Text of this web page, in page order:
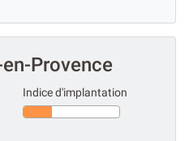
Provence
Indice d'implantation